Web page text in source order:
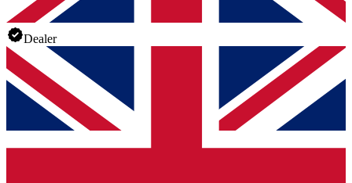
Dealer